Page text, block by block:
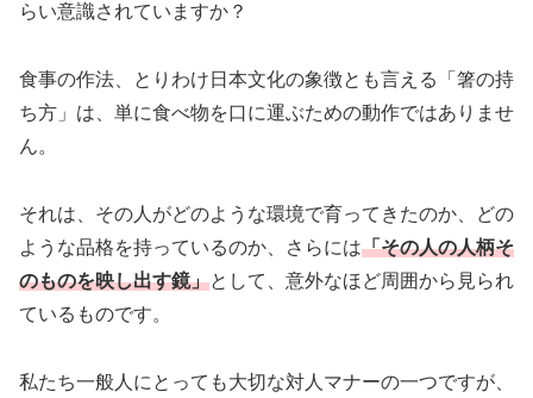
らい意識されていますか？
食事の作法、とりわけ日本文化の象徴とも言える「箸の持
ち方」は、単に食べ物を口に運ぶための動作ではありませ
ん。
それは、その人がどのような環境で育ってきたのか、どの
ような品格を持っているのか、さらには「その人の人柄そ
のものを映し出す鏡」として、意外なほど周囲から見られ
ているものです。
私たち一般人にとっても大切な対人マナーの一つですが、